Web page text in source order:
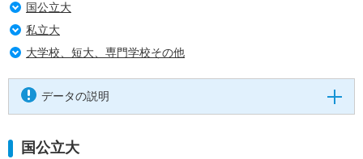
国公立大
私立大
大学校、短大、専門学校その他
データの説明
国公立大